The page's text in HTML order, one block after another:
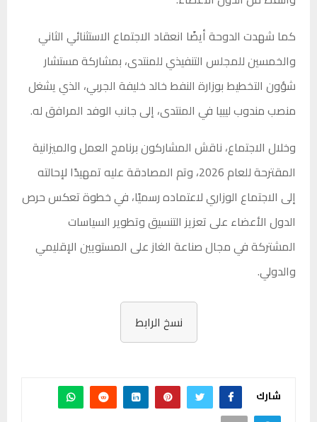
كما شهدت الدوحة أيضًا انعقاد الاجتماع الاستثنائي الثاني
والخمسين للمجلس التنفيذي للمنتدى، بمشاركة مستشار
شؤون التخطيط بوزارة النفط خالد خليفة الجربي، الذي يشغل
منصب مندوب ليبيا في المنتدى، إلى جانب الوفد المرافق له.
وخلال الاجتماع، ناقش المشاركون برنامج العمل والميزانية
المقترحة للعام 2026، وتم المصادقة عليه تمهيدًا لإحالته
إلى الاجتماع الوزاري لاعتماده رسميًا، في خطوة تعكس حرص
الدول الأعضاء على تعزيز التنسيق وتطوير السياسات
المشتركة في مجال صناعة الغاز على المستويين الإقليمي
والدولي.
نسخ الرابط
شارك